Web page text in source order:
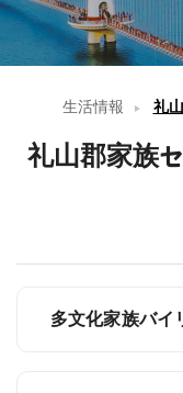
生活情報 礼
礼山郡家族
多文化家族バイ